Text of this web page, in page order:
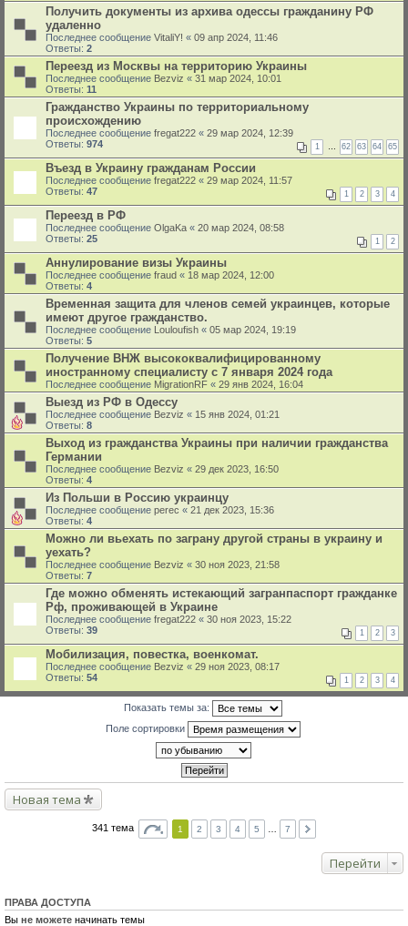
Получить документы из архива одессы гражданину РФ
удаленно
Последнее сообщение VitaliY! « 09 апр 2024, 11:46
Ответы: 2
Переезд из Москвы на территорию Украины
Последнее сообщение Bezviz « 31 мар 2024, 10:01
Ответы: 11
Гражданство Украины по территориальному
происхождению
Последнее сообщение fregat222 « 29 мар 2024, 12:39
Ответы: 974 1 … 62 63 64 65
Въезд в Украину гражданам России
Последнее сообщение fregat222 « 29 мар 2024, 11:57
Ответы: 47 1 2 3 4
Переезд в РФ
Последнее сообщение OlgaKa « 20 мар 2024, 08:58
Ответы: 25 1 2
Аннулирование визы Украины
Последнее сообщение fraud « 18 мар 2024, 12:00
Ответы: 4
Временная защита для членов семей украинцев, которые
имеют другое гражданство.
Последнее сообщение Louloufish « 05 мар 2024, 19:19
Ответы: 5
Получение ВНЖ высококвалифицированному
иностранному специалисту с 7 января 2024 года
Последнее сообщение MigrationRF « 29 янв 2024, 16:04
Выезд из РФ в Одессу
Последнее сообщение Bezviz « 15 янв 2024, 01:21
Ответы: 8
Выход из гражданства Украины при наличии гражданства
Германии
Последнее сообщение Bezviz « 29 дек 2023, 16:50
Ответы: 4
Из Польши в Россию украинцу
Последнее сообщение perec « 21 дек 2023, 15:36
Ответы: 4
Можно ли вьехать по заграну другой страны в украину и
уехать?
Последнее сообщение Bezviz « 30 ноя 2023, 21:58
Ответы: 7
Где можно обменять истекающий загранпаспорт гражданке
Рф, проживающей в Украине
Последнее сообщение fregat222 « 30 ноя 2023, 15:22
Ответы: 39 1 2 3
Мобилизация, повестка, военкомат.
Последнее сообщение Bezviz « 29 ноя 2023, 08:17
Ответы: 54 1 2 3 4
Показать темы за:
Поле сортировки
Новая тема
341 тема 1 2 3 4 5 7
Перейти
ПРАВА ДОСТУПА
Вы не можете начинать темы